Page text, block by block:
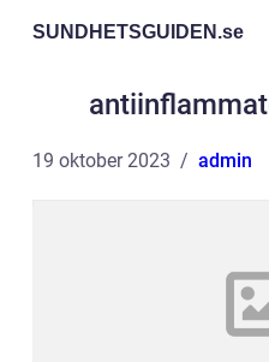
SUNDHETSGUIDEN.se
19 oktober 2023 admin